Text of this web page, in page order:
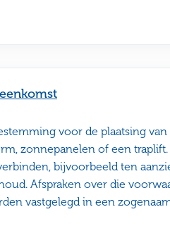
voor de plaatsing
zonnepanelen of een traplift.
bijvoorbeeld ten
Afspraken over die
vastgelegd in een